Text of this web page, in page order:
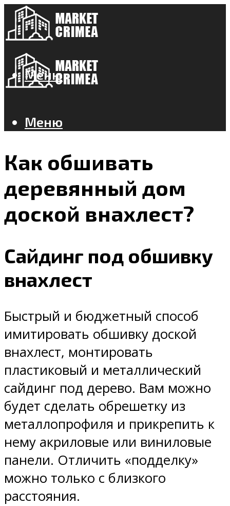
Меню
Меню
Как обшивать
деревянный дом
доской внахлест?
Сайдинг под обшивку
внахлест
Быстрый и бюджетный способ
имитировать обшивку доской
внахлест, монтировать
пластиковый и металлический
сайдинг под дерево. Вам можно
будет сделать обрешетку из
металлопрофиля и прикрепить к
нему акриловые или виниловые
панели. Отличить «подделку»
можно только с близкого
расстояния.